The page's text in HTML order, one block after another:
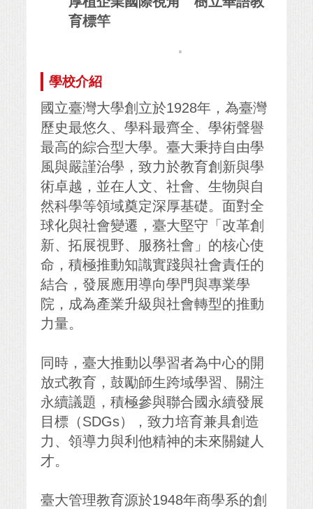
育標竿
.
學校介紹
國立臺灣大學創立於1928年，為臺灣
歷史最悠久、學科最齊全、學術聲譽
最高的綜合型大學。臺大秉持自由學
風與嚴謹治學，致力於教育創新與學
術卓越，並在人文、社會、生物與自
然科學等領域奠定深厚基礎。面對全
球化與社會變遷，臺大堅守「改革創
新、拓展視野、服務社會」的核心使
命，積極推動知識實踐與社會責任的
結合，發展應用導向學門與專業學
院，成為產業升級與社會轉型的推動
力量。
同時，臺大推動以學習者為中心的開
放式教育，鼓勵師生跨域學習、關注
永續議題，積極參與聯合國永續發展
目標（SDGs），致力培育兼具創造
力、領導力與利他精神的未來關鍵人
才。
臺大管理教育源於1948年商學系的創